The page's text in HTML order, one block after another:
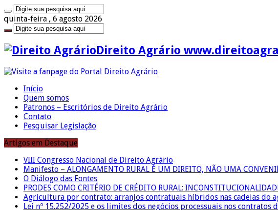
quinta-feira , 6 agosto 2026
Direito Agrário
Início
Quem somos
Patronos – Escritórios de Direito Agrário
Contato
Pesquisar Legislação
Artigos em Destaque
VIII Congresso Nacional de Direito Agrário
Manifesto – ALONGAMENTO RURAL É UM DIREITO, NÃO UMA
O Diálogo das Fontes
PRODES COMO CRITÉRIO DE CRÉDITO RURAL:
Agricultura por contrato: arranjos contratuais híbridos nas cadeias do
Lei nº 15.252/2025 e os limites dos negócios processuais nos contratos